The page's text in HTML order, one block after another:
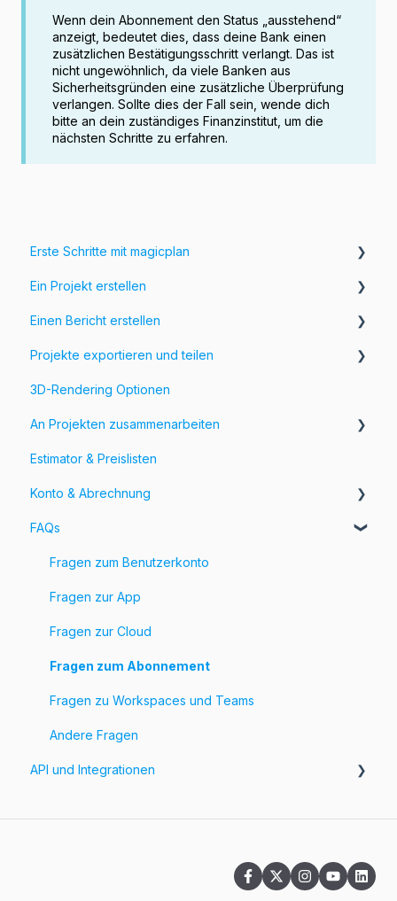
Wenn dein Abonnement den Status „ausstehend“
anzeigt, bedeutet dies, dass deine Bank einen
zusätzlichen Bestätigungsschritt verlangt. Das ist
nicht ungewöhnlich, da viele Banken aus
Sicherheitsgründen eine zusätzliche Überprüfung
verlangen. Sollte dies der Fall sein, wende dich
bitte an dein zuständiges Finanzinstitut, um die
nächsten Schritte zu erfahren.
Erste Schritte mit magicplan
Einführung in magicplan
Erste Schritte
Ein Projekt erstellen
Erstellung eines Raumes
Passe deinen Grundriss an
Füge Objekte zu deinem Grundriss hinzu
Einen Bericht erstellen
Hinzufügen von Informationen und Bildern zu deinem
Projekte exportieren und teilen
Exportiere deine Projekte
Anpassen von Exporten
Teile deine Projekte
3D-Rendering Optionen
An Projekten zusammenarbeiten
Workspaces und Teams
Estimator & Preislisten
Konto & Abrechnung
Rechnungen
Preisgestaltung
FAQs
Fragen zum Benutzerkonto
Fragen zur App
Fragen zur Cloud
Fragen zum Abonnement
Fragen zu Workspaces und Teams
Andere Fragen
API und Integrationen